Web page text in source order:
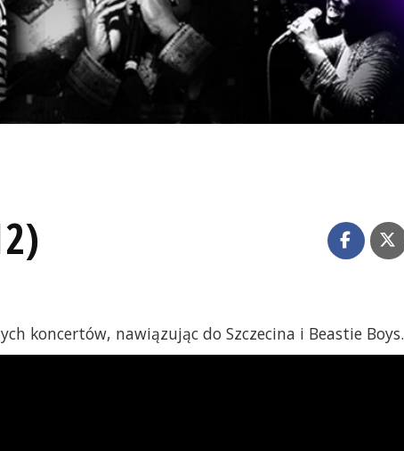
koncertów, nawiązując do Szczecina i Beastie Boys.